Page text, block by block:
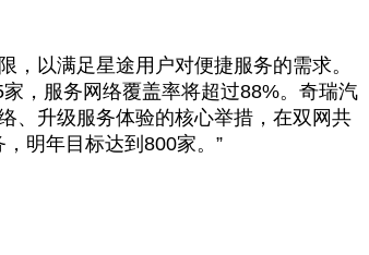
以满足星途用户对便捷服务的需求。
，服务网络覆盖率将超过88%。奇瑞汽
、升级服务体验的核心举措，在双网共
明年目标达到800家。”